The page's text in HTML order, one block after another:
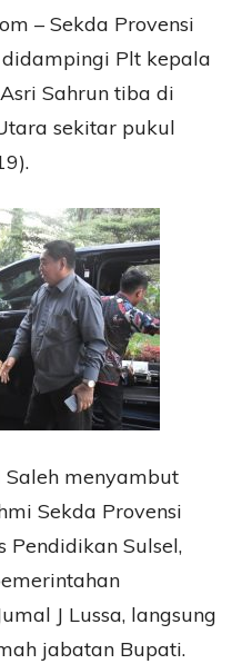
– Sekda Provensi
Plt kepala
Sahrun tiba di
sekitar pukul
menyambut
Sekda Provensi
Pendidikan Sulsel,
J Lussa, langsung
jabatan Bupati.